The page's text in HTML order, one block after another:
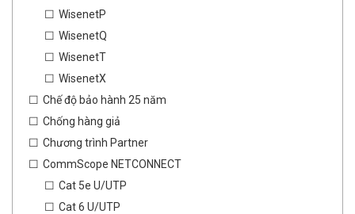
WisenetP
WisenetQ
WisenetT
WisenetX
Chế độ bảo hành 25 năm
Chống hàng giả
Chương trình Partner
CommScope NETCONNECT
Cat 5e U/UTP
Cat 6 U/UTP